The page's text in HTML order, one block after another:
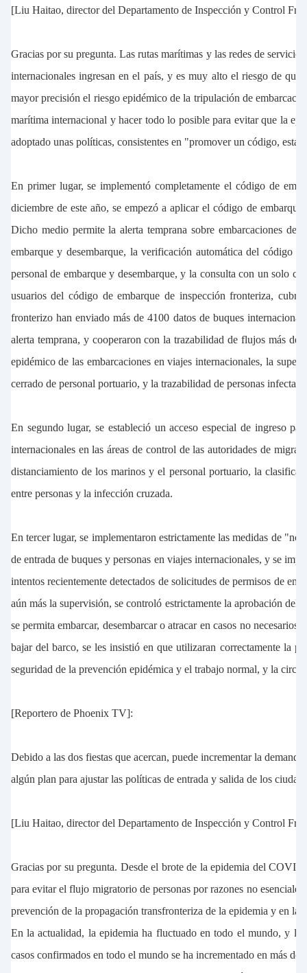
[Liu Haitao, director del Departamento de Inspección y Control
Gracias por su pregunta. Las rutas marítimas y las redes de
internacionales ingresan en el país, y es muy alto el riesgo de
mayor precisión el riesgo epidémico de la tripulación de
marítima internacional y hacer todo lo posible para evitar que la
adoptado unas políticas, consistentes en "promover un código,
En primer lugar, se implementó completamente el código de
diciembre de este año, se empezó a aplicar el código de
Dicho medio permite la alerta temprana sobre embarcaciones
embarque y desembarque, la verificación automática del código
personal de embarque y desembarque, y la consulta con un solo
usuarios del código de embarque de inspección fronteriza,
fronterizo han enviado más de 4100 datos de buques
alerta temprana, y cooperaron con la trazabilidad de flujos más
epidémico de las embarcaciones en viajes internacionales, la
cerrado de personal portuario, y la trazabilidad de personas
En segundo lugar, se estableció un acceso especial de ingreso
internacionales en las áreas de control de las autoridades de
distanciamiento de los marinos y el personal portuario, la
entre personas y la infección cruzada.
En tercer lugar, se implementaron estrictamente las medidas de
de entrada de buques y personas en viajes internacionales, y se
intentos recientemente detectados de solicitudes de permisos de
aún más la supervisión, se controló estrictamente la aprobación
se permita embarcar, desembarcar o atracar en casos no
bajar del barco, se les insistió en que utilizaran correctamente la
seguridad de la prevención epidémica y el trabajo normal, y la
[Reportero de Phoenix TV]:
Debido a las dos fiestas que acercan, puede incrementar la
algún plan para ajustar las políticas de entrada y salida de los
[Liu Haitao, director del Departamento de Inspección y Control
Gracias por su pregunta. Desde el brote de la epidemia del
para evitar el flujo migratorio de personas por razones no
prevención de la propagación transfronteriza de la epidemia y en
En la actualidad, la epidemia ha fluctuado en todo el mundo, y
casos confirmados en todo el mundo se ha incrementado en más